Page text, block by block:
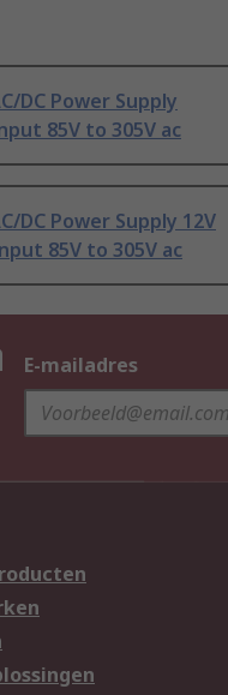
DC Power Supply
85V to 305V ac
DC Power Supply 12V
85V to 305V ac
E-mailadres